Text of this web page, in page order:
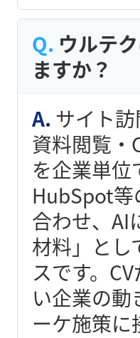
ウルテ
ますか？
サイト訪
資料閲覧・
を企業単位
HubSpot等
合わせ、AI
材料」とし
スです。
い企業の動
ーケ施策に